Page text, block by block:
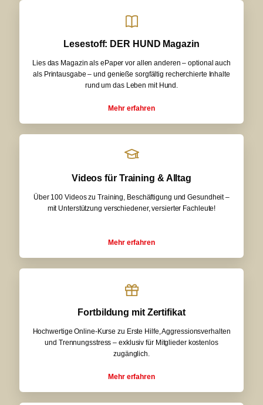
Lesestoff: DER HUND Magazin
Lies das Magazin als ePaper vor allen anderen – optional auch
als Printausgabe – und genieße sorgfältig recherchierte Inhalte
rund um das Leben mit Hund.
Mehr erfahren
Videos für Training & Alltag
Über 100 Videos zu Training, Beschäftigung und Gesundheit –
mit Unterstützung verschiedener, versierter Fachleute!
Mehr erfahren
Fortbildung mit Zertifikat
Hochwertige Online-Kurse zu Erste Hilfe, Aggressionsverhalten
und Trennungsstress – exklusiv für Mitglieder kostenlos
zugänglich.
Mehr erfahren